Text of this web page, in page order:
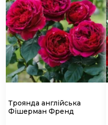
Троянда англійська
Фішерман Френд